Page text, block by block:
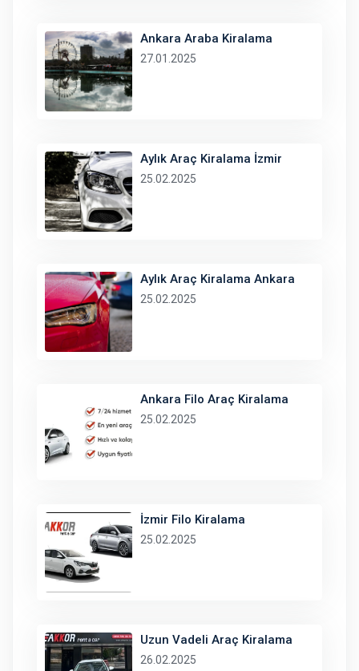
Ankara Araba Kiralama
27.01.2025
Aylık Araç Kiralama İzmir
25.02.2025
Aylık Araç Kiralama Ankara
25.02.2025
Ankara Filo Araç Kiralama
25.02.2025
İzmir Filo Kiralama
25.02.2025
Uzun Vadeli Araç Kiralama
26.02.2025